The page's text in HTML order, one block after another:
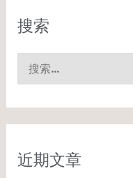
搜索
近期文章